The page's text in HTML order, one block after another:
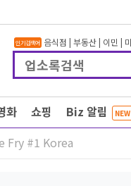
인기검색어 음식점 | 부동산| 이민 |
화 쇼핑 Biz 알림 NEW
Fry #1 Korea